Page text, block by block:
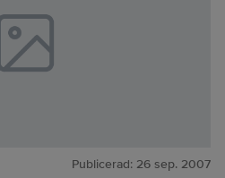
Publicerad: 26 sep. 2007